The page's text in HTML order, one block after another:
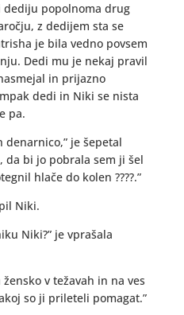
popolnoma drug
z dedijem sta se
je bila vedno povsem
Dedi mu je nekaj pravil
in prijazno
dedi in Niki se nista
pa.
denarnico,” je šepetal
da bi jo pobrala sem ji šel
hlače do kolen ????.”
Niki.
Niki?” je vprašala
v težavah in na ves
so ji prileteli pomagat.”